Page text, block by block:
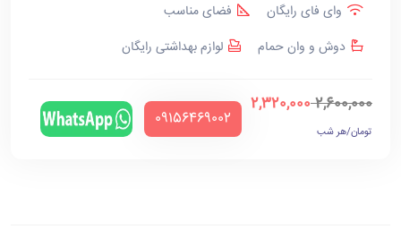
وای فای رایگان
فضای مناسب
دوش و وان حمام
لوازم بهداشتی رایگان
2,600,000
2,320,000
تومان/هر شب
‪09156469002‬